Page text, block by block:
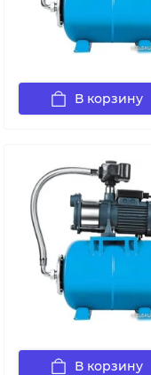
В корзину
В корзину